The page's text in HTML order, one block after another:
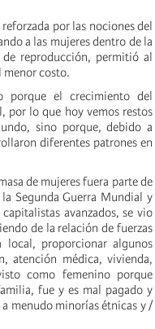
por las nociones del
a las mujeres dentro de la
reproducción, permitió al
menor costo.
porque el crecimiento del
por lo que hoy vemos restos
sino porque, debido a
diferentes patrones en
de mujeres fuera parte de
Segunda Guerra Mundial y
avanzados, se vio
de la relación de fuerzas
local, proporcionar algunos
atención médica, vivienda,
como femenino porque
fue y es mal pagado y
menudo minorías étnicas y /